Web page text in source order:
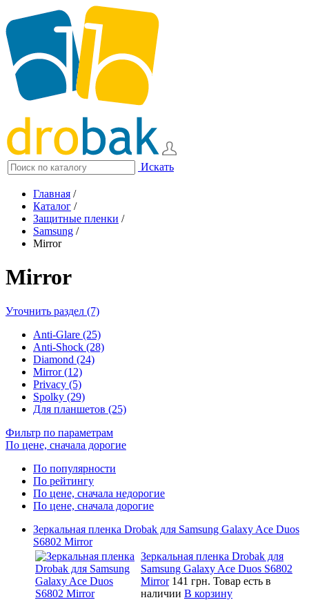
Искать
Главная /
Каталог /
Защитные пленки /
Samsung /
Mirror
Mirror
Уточнить раздел (7)
Anti-Glare (25)
Anti-Shock (28)
Diamond (24)
Mirror (12)
Privacy (5)
Spolky (29)
Для планшетов (25)
Фильтр по параметрам
По цене, сначала дорогие
По популярности
По рейтингу
По цене, сначала недорогие
По цене, сначала дорогие
Зеркальная пленка Drobak для Samsung Galaxy Ace Duos
S6802 Mirror
Зеркальная пленка Drobak для
Samsung Galaxy Ace Duos S6802
Mirror 141 грн. Товар есть в
наличии В корзину